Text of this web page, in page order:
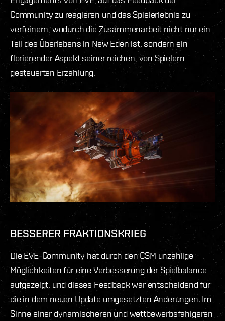
Community zu reagieren und das Spielerlebnis zu
verfeinern, wodurch die Zusammenarbeit nicht nur ein
Teil des Überlebens in New Eden ist, sondern ein
florierender Aspekt seiner reichen, von Spielern
gesteuerten Erzählung.
BESSERER FRAKTIONSKRIEG
Die EVE-Community hat durch den CSM unzählige
Möglichkeiten für eine Verbesserung der Spielbalance
aufgezeigt, und dieses Feedback war entscheidend für
die in dem neuen Update umgesetzten Änderungen. Im
Sinne einer dynamischeren und wettbewerbsfähigeren